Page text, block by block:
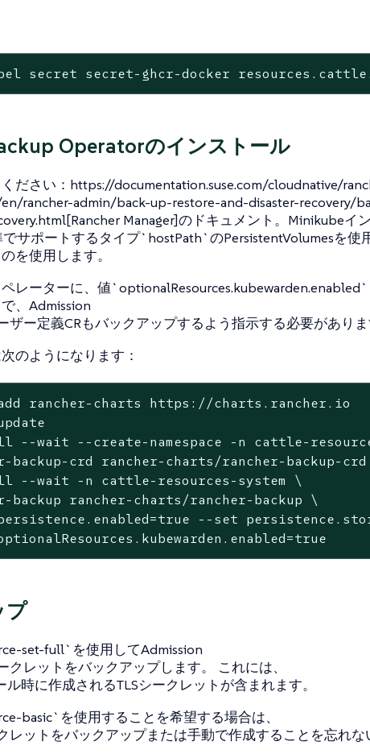
secret secret-ghcr-docker
Operatorのインストール
ださい：https://documentation.suse.com/cloudnative/
rancher-admin/back-up-restore-and-disaster-recovery/
Manager]のドキュメント。Minikubeイン
サポートするタイプ`hostPath`のPersistentVolumesを使
を使用します。
レーターに、値
、Admission
ー定義CRもバックアップするよう指示する必要がありま
のようになります：
rancher-charts https://charts.rancher.io
--wait --create-namespace -n cattle-
backup-crd rancher-charts/rancher-backup-crd
--wait -n cattle-resources-system \
backup rancher-charts/rancher-backup \
--set
プ
set-full`を使用してAdmission
レットをバックアップします。 これには、
時に作成されるTLSシークレットが含まれます。
basic`を使用することを希望する場合は、
レットをバックアップまたは手動で作成することを忘れな